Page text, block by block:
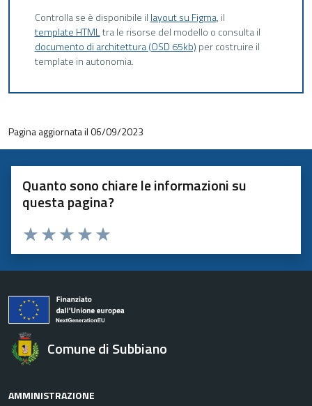
Controlla se è disponibile il layout su Figma, il
template HTMLtra le risorse del modello o consulta il
documento di architettura (OSD 65kb) per costruire il
template in autonomia.
Pagina aggiornata il 06/09/2023
Quanto sono chiare le informazioni su
questa pagina?
Valuta 5 stelle su 5
Valuta 4 stelle su 5
Valuta 3 stelle su 5
Valuta 2 stelle su 5
Valuta 1 stelle su 5
Comune di Subbiano
AMMINISTRAZIONE